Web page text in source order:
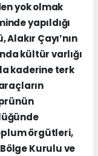
yok olmak
yapıldığı
Çayı’nın
kültür varlığı
kaderine terk
örgütleri,
Kurulu ve